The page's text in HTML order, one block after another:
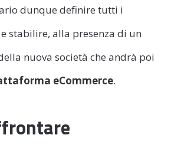
dunque definire tutti i
stabilire, alla presenza di un
nuova società che andrà poi
eCommerce.